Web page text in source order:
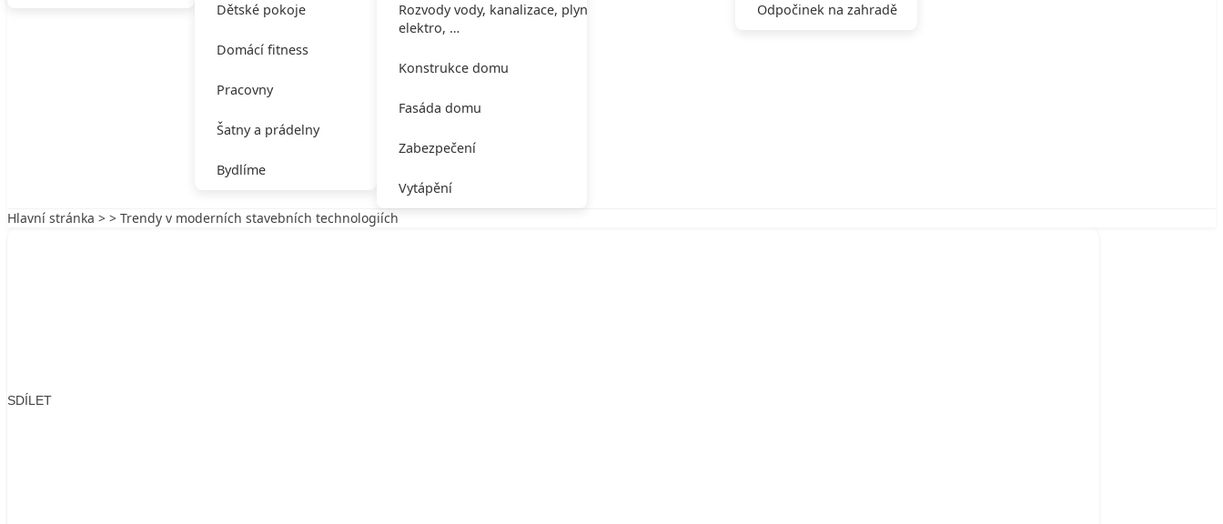
Dětské pokoje
Domácí fitness
Pracovny
Šatny a prádelny
Bydlíme
Rozvody vody, kanalizace, plynu,
elektro, …
Konstrukce domu
Fasáda domu
Zabezpečení
Vytápění
Odpočinek na zahradě
Hlavní stránka > > Trendy v moderních stavebních technologiích
SDÍLET